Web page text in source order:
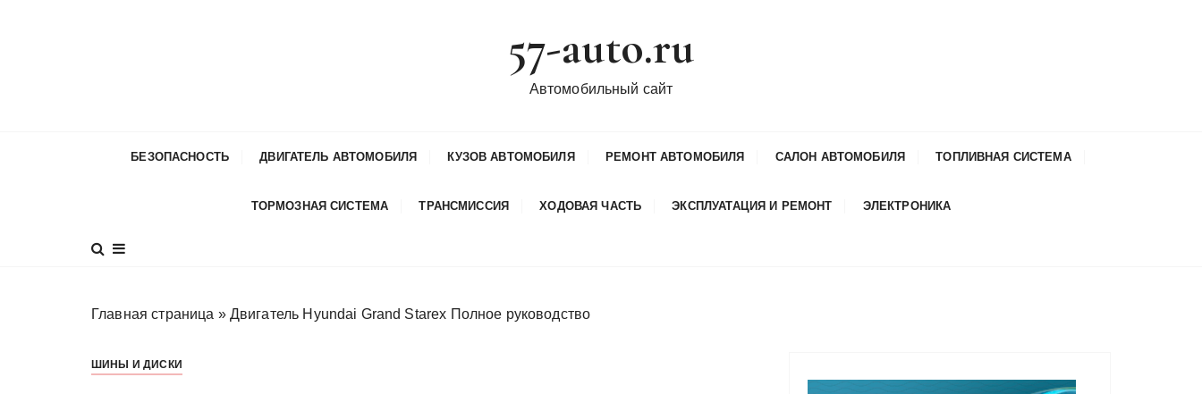
57-auto.ru
Автомобильный сайт
БЕЗОПАСНОСТЬ ДВИГАТЕЛЬ АВТОМОБИЛЯ КУЗОВ АВТОМОБИЛЯ РЕМОНТ АВТОМОБИЛЯ САЛОН АВТОМОБИЛЯ ТОПЛИВНАЯ СИСТЕМА
ТОРМОЗНАЯ СИСТЕМА ТРАНСМИССИЯ ХОДОВАЯ ЧАСТЬ ЭКСПЛУАТАЦИЯ И РЕМОНТ ЭЛЕКТРОНИКА
Главная страница » Двигатель Hyundai Grand Starex Полное руководство
ШИНЫ И ДИСКИ